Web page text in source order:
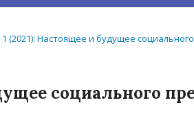
(2021): Настоящее и будущее
социального